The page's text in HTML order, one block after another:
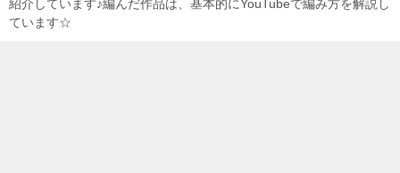
紹介しています♪編んだ作品は、基本的にYouTubeで編み方を解説し
ています☆